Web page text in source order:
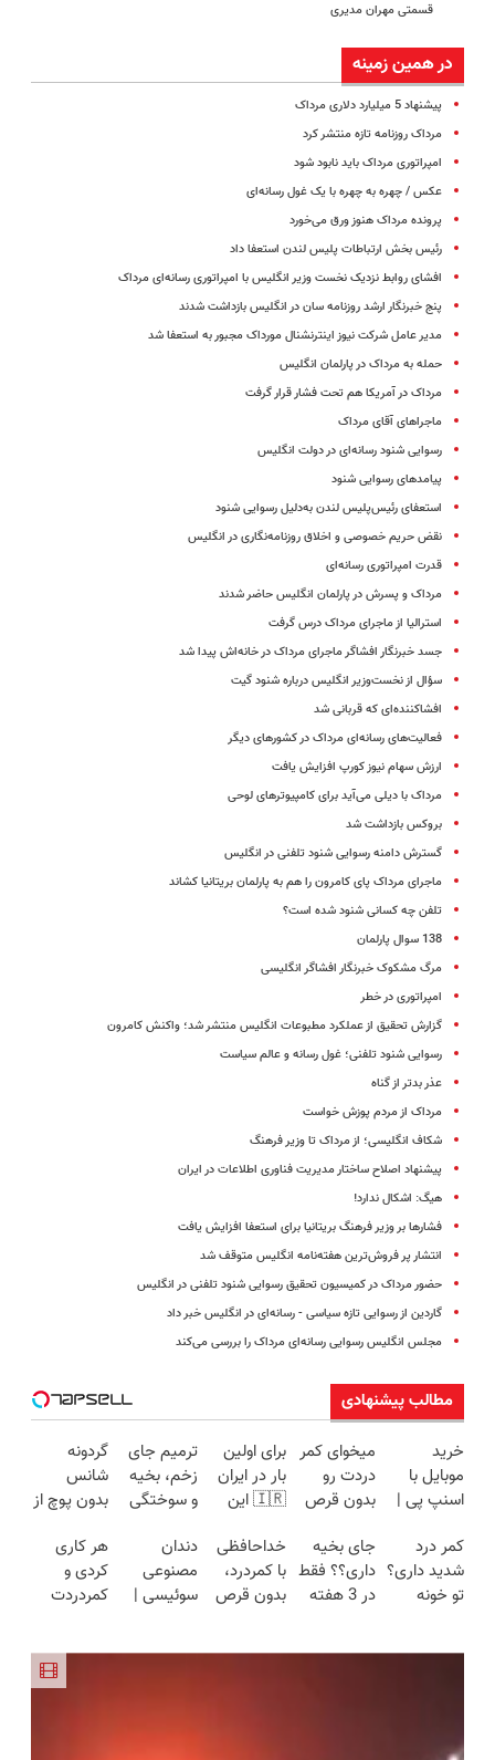
قسمتی مهران مدیری
در همین زمینه
پیشنهاد 5 میلیارد دلاری مرداک
مرداک روزنامه تازه منتشر کرد
امپراتوری مرداک باید نابود شود
عکس / چهره به چهره با یک غول رسانه‌ای
پرونده مرداک هنوز ورق می‌خورد
رئیس بخش ارتباطات پلیس لندن استعفا داد
افشای روابط نزدیک نخست وزیر انگلیس با امپراتوری رسانه‌ای مرداک
پنج خبرنگار ارشد روزنامه سان در انگلیس بازداشت شدند
مدیر عامل شرکت نیوز اینترنشنال مورداک مجبور به استعفا شد
حمله به مرداک در پارلمان انگلیس
مرداک در آمریکا هم تحت فشار قرار گرفت
ماجراهای آقای مرداک
رسوایی شنود رسانه‌ای در دولت انگلیس
پیامدهای رسوایی شنود
استعفای رئیس‌پلیس لندن به‌دلیل رسوایی شنود
نقض حریم خصوصی و اخلاق روزنامه‌نگاری در انگلیس
قدرت امپراتوری رسانه‌ای
مرداک و پسرش در پارلمان انگلیس حاضر شدند
استرالیا از ماجرای مرداک درس گرفت
جسد خبرنگار افشاگر ماجرای مرداک در خانه‌اش پیدا شد
سؤال از نخست‌وزیر انگلیس درباره شنود گیت
افشاکننده‌ای که قربانی شد
فعالیت‌های رسانه‌ای مرداک در کشورهای دیگر
ارزش سهام نیوز کورپ افزایش یافت
مرداک با دیلی می‌آید برای کامپیوترهای لوحی
بروکس بازداشت شد
گسترش دامنه رسوایی شنود تلفنی در انگلیس
ماجرای مرداک پای کامرون را هم به پارلمان بریتانیا کشاند
تلفن چه کسانی شنود شده است؟
138 سوال پارلمان
مرگ مشکوک خبرنگار افشاگر انگلیسی
امپراتوری در خطر
گزارش تحقیق از عملکرد مطبوعات انگلیس منتشر شد؛ واکنش کامرون
رسوایی شنود تلفنی؛ غول رسانه و عالم سیاست
عذر بدتر از گناه
مرداک از مردم پوزش خواست
شکاف انگلیسی؛ از مرداک تا وزیر فرهنگ
پیشنهاد اصلاح ساختار مدیریت فناوری اطلاعات در ایران
هیگ: اشکال ندارد!
فشارها بر وزیر فرهنگ بریتانیا برای استعفا افزایش یافت
انتشار پر فروش‌ترین هفته‌نامه انگلیس متوقف شد
حضور مرداک در کمیسیون تحقیق رسوایی شنود تلفنی در انگلیس
گاردین از رسوایی تازه سیاسی - رسانه‌ای در انگلیس خبر داد
مجلس انگلیس رسوایی رسانه‌ای مرداک را بررسی می‌کند
مطالب پیشنهادی
خرید
موبایل با
اسنپ پی |
بدون سود و
کارمزد!
میخوای کمر
دردت رو
بدون قرص
همیشه
خوب کنی؟
(◂پرسش‌نامه
برای اولین
بار در ایران
🇮🇷 این
ترمیم کننده
23 روزه
ساخت!
ترمیم جای
زخم، بخیه
و سوختگی
هفته!!😍
گردونه
شانس
بدون پوچ از
آیفون17 و
بیت کوین
🔥
کمر درد
شدید داری؟
تو خونه
جای بخیه
داری؟؟ فقط
در 3 هفته
خداحافظی
با کمردرد،
بدون قرص
دندان
مصنوعی
سوئیسی |
هر کاری
کردی و
کمردردت
پرسشنامه و
دریافت راه